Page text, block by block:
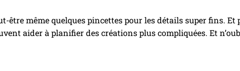
être même quelques pincettes pour les détails super fins. Et
aider à planifier des créations plus compliquées. Et